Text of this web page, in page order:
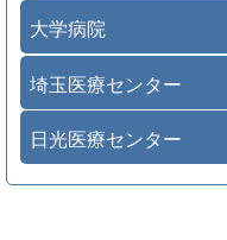
大学病院
埼玉医療センター
日光医療センター